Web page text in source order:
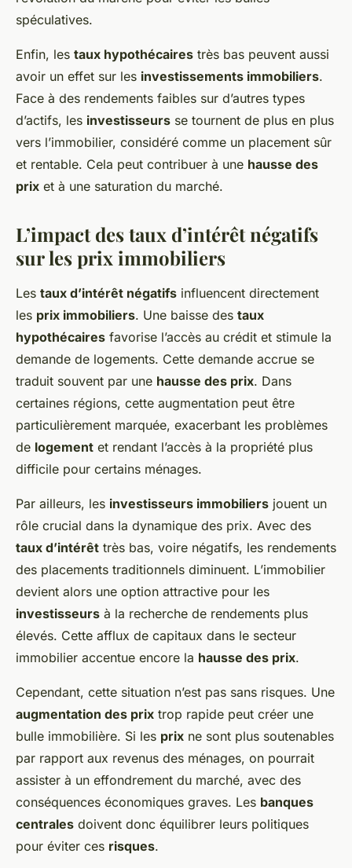
spéculatives.
Enfin, les taux hypothécaires très bas peuvent aussi
avoir un effet sur les investissements immobiliers.
Face à des rendements faibles sur d’autres types
d’actifs, les investisseurs se tournent de plus en plus
vers l’immobilier, considéré comme un placement sûr
et rentable. Cela peut contribuer à une hausse des
prix et à une saturation du marché.
L’impact des taux d’intérêt négatifs
sur les prix immobiliers
Les taux d’intérêt négatifs influencent directement
les prix immobiliers. Une baisse des taux
hypothécaires favorise l’accès au crédit et stimule la
demande de logements. Cette demande accrue se
traduit souvent par une hausse des prix. Dans
certaines régions, cette augmentation peut être
particulièrement marquée, exacerbant les problèmes
de logement et rendant l’accès à la propriété plus
difficile pour certains ménages.
Par ailleurs, les investisseurs immobiliers jouent un
rôle crucial dans la dynamique des prix. Avec des
taux d’intérêt très bas, voire négatifs, les rendements
des placements traditionnels diminuent. L’immobilier
devient alors une option attractive pour les
investisseurs à la recherche de rendements plus
élevés. Cette afflux de capitaux dans le secteur
immobilier accentue encore la hausse des prix.
Cependant, cette situation n’est pas sans risques. Une
augmentation des prix trop rapide peut créer une
bulle immobilière. Si les prix ne sont plus soutenables
par rapport aux revenus des ménages, on pourrait
assister à un effondrement du marché, avec des
conséquences économiques graves. Les banques
centrales doivent donc équilibrer leurs politiques
pour éviter ces risques.